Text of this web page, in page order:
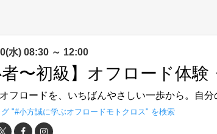
水) 08:30 ～ 12:00
者〜初級】オフロード体
フロードを、いちばんやさしい一歩から。自
"#小方誠に学ぶオフロードモトクロス" を検索